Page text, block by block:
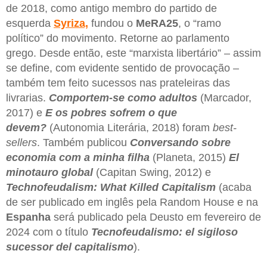
de 2018, como antigo membro do partido de
esquerda Syriza, fundou o MeRA25, o “ramo
político” do movimento. Retorne ao parlamento
grego. Desde então, este “marxista libertário” – assim
se define, com evidente sentido de provocação –
também tem feito sucessos nas prateleiras das
livrarias. Comportem-se como adultos (Marcador,
2017) e E os pobres sofrem o que
devem? (Autonomia Literária, 2018) foram best-
sellers. Também publicou Conversando sobre
economia com a minha filha (Planeta, 2015) El
minotauro global(Capitan Swing, 2012) e
Technofeudalism: What Killed Capitalism (acaba
de ser publicado em inglês pela Random House e na
Espanha será publicado pela Deusto em fevereiro de
2024 com o título Tecnofeudalismo: el sigiloso
sucessor del capitalismo).